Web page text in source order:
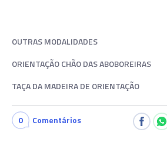
OUTRAS MODALIDADES
ORIENTAÇÃO CHÃO DAS ABOBOREIRAS
TAÇA DA MADEIRA DE ORIENTAÇÃO
0 Comentários